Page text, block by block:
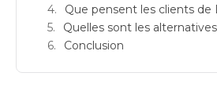
Que pensent les clients de
Quelles sont les
Conclusion